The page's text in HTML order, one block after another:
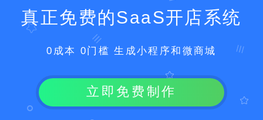
真正免费的SaaS开店系统
0成本 0门槛 生成小程序和微商城
立即免费制作